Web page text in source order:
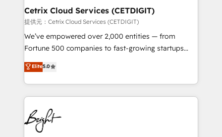
Award 🏆2020 Elite Solutions Partner 🏆2019
Integrations HubSpot Impact Award 🏆2019
Marketing Enablement HubSpot Impact Award 🏆
2018 Website Design HubSpot Impact Award 🏆2017
Growth-Driven Design Agency of the Year 🏆2016
Sales Enablement HubSpot Impact Award 🏆2015
HubSpot COS Performance Award 🏆2014 HubSpot
COS Design Award 🏆2013 HubSpot Marketplace
Cetrix Cloud Services (CETDIGIT)
提供元：Cetrix Cloud Services (CETDIGIT)
We’ve empowered over 2,000 entities — from
Fortune 500 companies to fast-growing startups
and nonprofits — to streamline operations, scale
revenue, and unlock the full potential of HubSpot.
With deep technical and industry expertise, we fuse
automation, integration, and AI innovation to deliver
lasting impact. We specialize in: • Turnkey and end-
to-end HubSpot implementations • Onboarding for
Sales, Service, Marketing & Content Hubs • AI voice
Elite5.0